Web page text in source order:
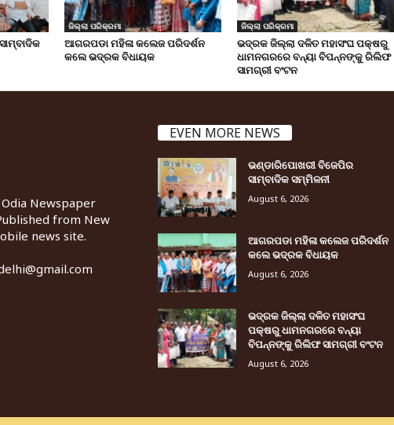
ଜିଲ୍ଲା ପରିକ୍ରମା
ଆଗରପଡା ମହିଳା କଲେଜ ପରିଦର୍ଶନ
କଲେ ଭଦ୍ରକ ବିଧାୟକ
ଜିଲ୍ଲା ପରିକ୍ରମା
ଭଦ୍ରକ ଜିଲ୍ଲା ଦଳିତ ମହାସଂଘ ପକ୍ଷରୁ
ଧାମନଗରରେ ବନ୍ୟା ବିପନ୍ନଙ୍କୁ ରିଲିଫ
ସାମଗ୍ରୀ ବଂଟନ
Newspaper
from New
news site.
EVEN MORE NEWS
ଭଣ୍ଡାରିପୋଖରୀ ବିଜେପିର
ସାମ୍ବାଦିକ ସମ୍ମିଳନୀ
August 6, 2026
ଆଗରପଡା ମହିଳା କଲେଜ ପରିଦର୍ଶନ
କଲେ ଭଦ୍ରକ ବିଧାୟକ
August 6, 2026
ଭଦ୍ରକ ଜିଲ୍ଲା ଦଳିତ ମହାସଂଘ
ପକ୍ଷରୁ ଧାମନଗରରେ ବନ୍ୟା
ବିପନ୍ନଙ୍କୁ ରିଲିଫ ସାମଗ୍ରୀ ବଂଟନ
August 6, 2026